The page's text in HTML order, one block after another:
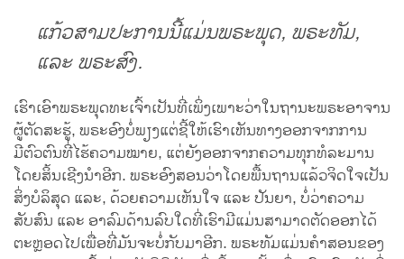
ແກ້ວສາມປະການນີ້ແມ່ນພຣະພຸດ, ພຣະທັມ,
ແລະ ພຣະສົງ.
ເຮົາເອົາພຣະພຸດທະເຈົ້າເປັນທີ່ເພິ່ງເພາະວ່າໃນຖານະພຣະອາຈານ
ຜູ້ຕັດສະຮູ້, ພຣະອົງບໍ່ພຽງແຕ່ຊີ້ໃຫ້ເຮົາເຫັນທາງອອກຈາກການ
ມີຕົວຕົນທີ່ໄຮ້ຄວາມໝາຍ, ແຕ່ຍັງອອກຈາກຄວາມທຸກທໍລະມານ
ໂດຍສິ້ນເຊີງນຳອີກ. ພຣະອົງສອນວ່າໂດຍພື້ນຖານແລ້ວຈິດໃຈເປັນ
ສິ່ງບໍລິສຸດ ແລະ, ດ້ວຍຄວາມເຫັນໃຈ ແລະ ປັນຍາ, ບໍ່ວ່າຄວາມ
ສັບສົນ ແລະ ອາລົມດ້ານລົບໃດທີ່ເຮົາມີແມ່ນສາມາດຕັດອອກໄດ້
ຕະຫຼອດໄປເພື່ອທີ່ມັນຈະບໍ່ກັບມາອີກ. ພຣະທັມແມ່ນຄຳສອນຂອງ